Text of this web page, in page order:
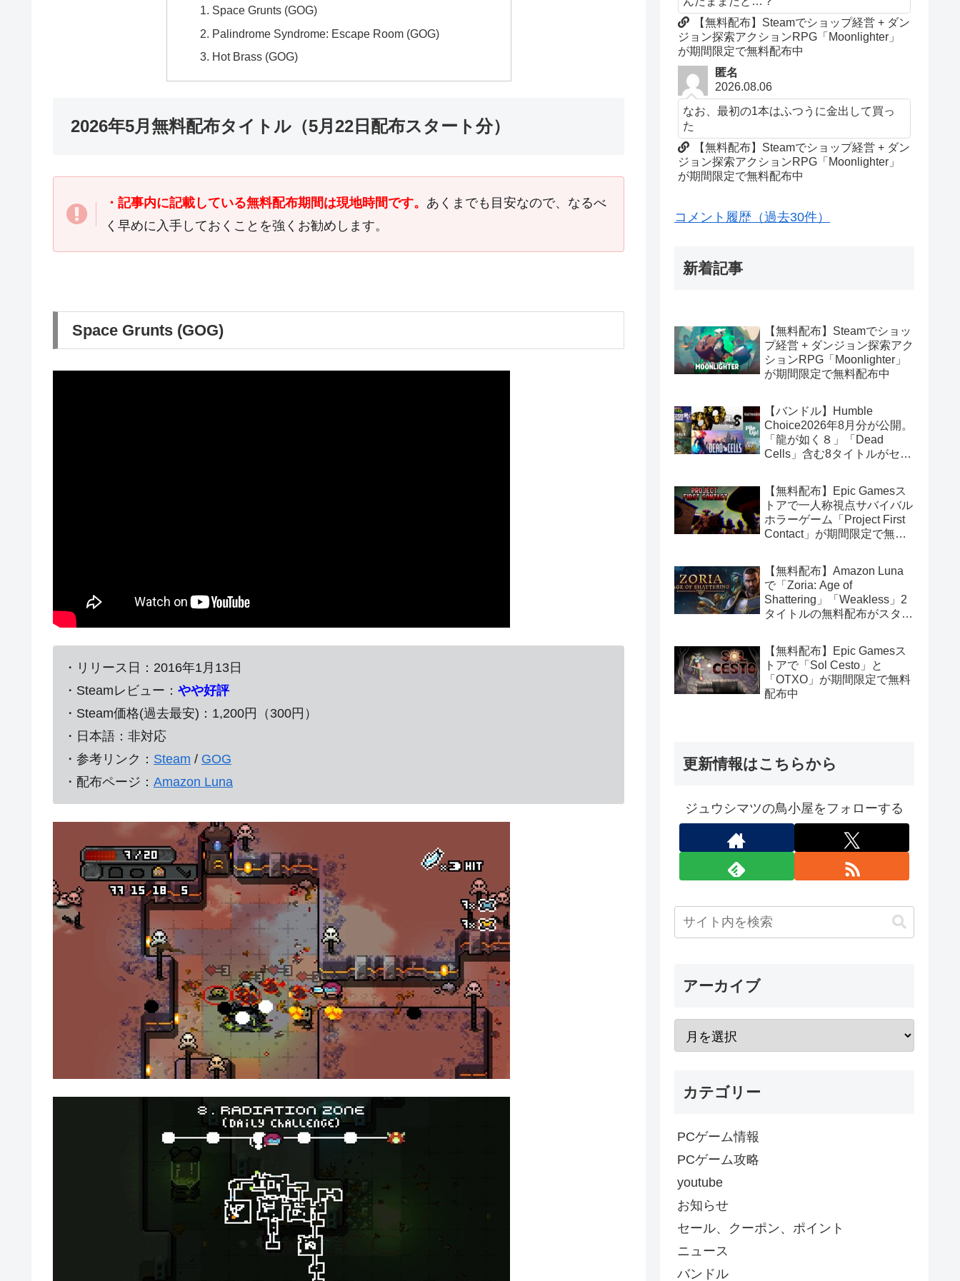
Space Grunts (GOG)
Palindrome Syndrome: Escape Room (GOG)
Hot Brass (GOG)
2026年5月無料配布タイトル（5月22日配布スタート分）
・記事内に記載している無料配布期間は現地時間です。 あくまでも目安なので、なるべ
く早めに入手しておくことを強くお勧めします。
Space Grunts (GOG)
・リリース日：2016年1月13日
・Steamレビュー： やや好評
・Steam価格(過去最安)：1,200円（300円）
・日本語：非対応
・参考リンク： Steam / GOG
・配布ページ： Amazon Luna
【無料配布】Steamでショップ経営 + ダン
ジョン探索アクションRPG「Moonlighter」
が期間限定で無料配布中
匿名
2026.08.06
なお、最初の1本はふつうに金出して買っ
た
【無料配布】Steamでショップ経営 + ダン
ジョン探索アクションRPG「Moonlighter」
が期間限定で無料配布中
コメント履歴（過去30件）
新着記事
【無料配布】Steamでショッ
プ経営 + ダンジョン探索アク
ションRPG「Moonlighter」
が期間限定で無料配布中
【バンドル】Humble
Choice2026年8月分が公開。
「龍が如く８」「Dead
Cells」含む8タイトルがセッ
【無料配布】Epic Gamesス
トアで一人称視点サバイバル
ホラーゲーム「Project First
Contact」が期間限定で無料
【無料配布】Amazon Luna
で「Zoria: Age of
Shattering」「Weakless」2
タイトルの無料配布がスター
定）
【無料配布】Epic Gamesス
トアで「Sol Cesto」と
「OTXO」が期間限定で無料
配布中
更新情報はこちらから
ジュウシマツの鳥小屋をフォローする
アーカイブ
カテゴリー
PCゲーム情報
PCゲーム攻略
youtube
お知らせ
セール、クーポン、ポイント
ニュース
バンドル